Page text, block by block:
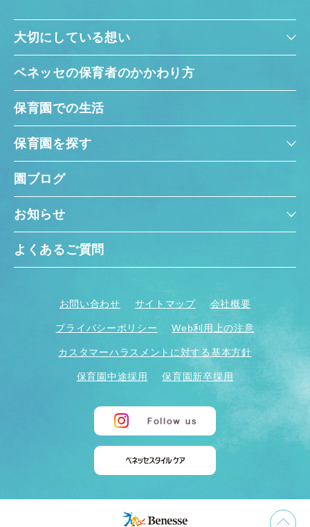
大切にしている想い
ベネッセの保育者のかかわり方
保育園での生活
保育園を探す
園ブログ
お知らせ
よくあるご質問
お問い合わせ サイトマップ 会社概要
プライバシーポリシー Web利用上の注意
カスタマーハラスメントに対する基本方針
保育園中途採用 保育園新卒採用